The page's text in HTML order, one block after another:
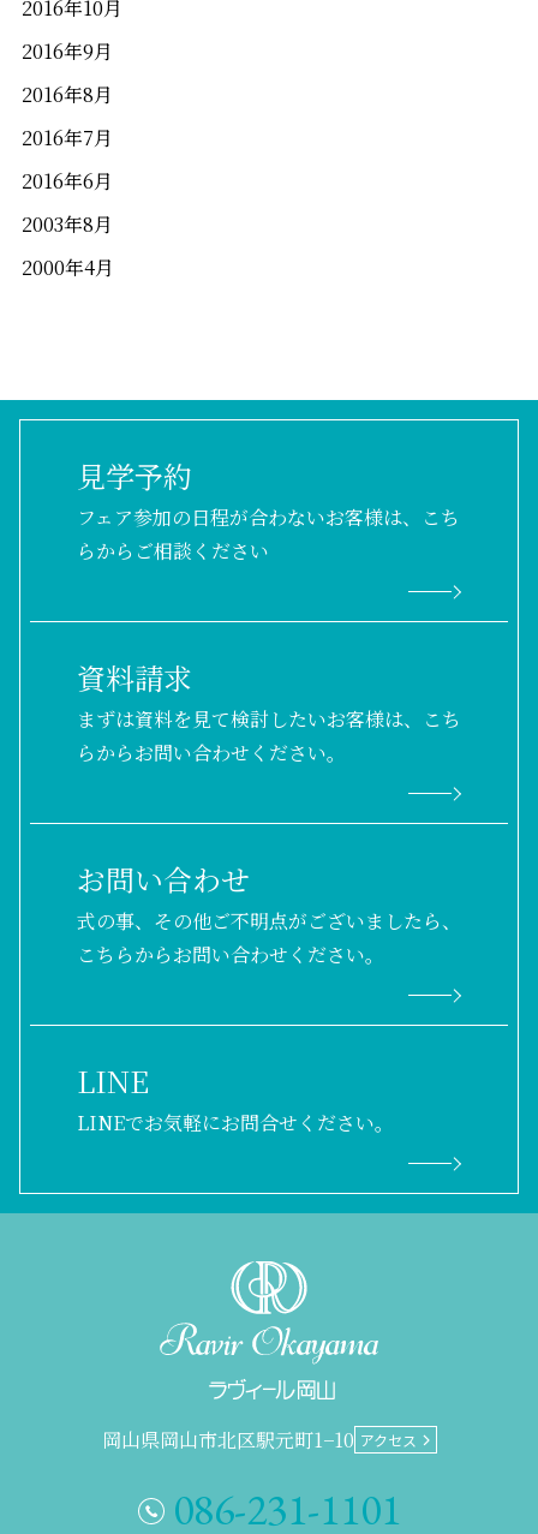
2016年10月
2016年9月
2016年8月
2016年7月
2016年6月
2003年8月
2000年4月
見学予約
フェア参加の日程が合わないお客様は、こち
らからご相談ください
資料請求
まずは資料を見て検討したいお客様は、こち
らからお問い合わせください。
お問い合わせ
式の事、その他ご不明点がございましたら、
こちらからお問い合わせください。
LINE
LINEでお気軽にお問合せください。
岡山県岡山市北区駅元町1−10 アクセス
086-231-1101